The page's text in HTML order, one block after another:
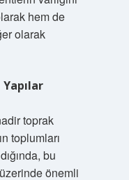
hem de
olarak
toprak
toplumları
bu
önemli